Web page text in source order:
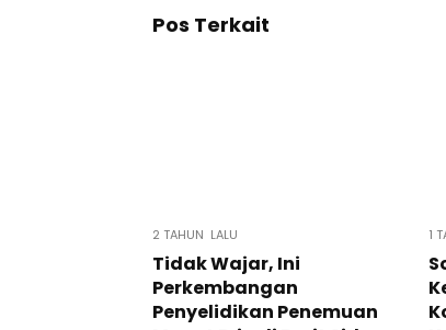
Pos Terkait
2 TAHUN LALU
Tidak Wajar, Ini
Perkembangan
Penyelidikan Penemuan
1